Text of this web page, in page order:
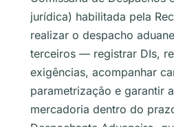
jurídica) habilitada pela
realizar o despacho
terceiros — registrar DIs,
exigências, acompanhar
parametrização e garantir
mercadoria dentro do